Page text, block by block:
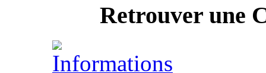
Retrouver une